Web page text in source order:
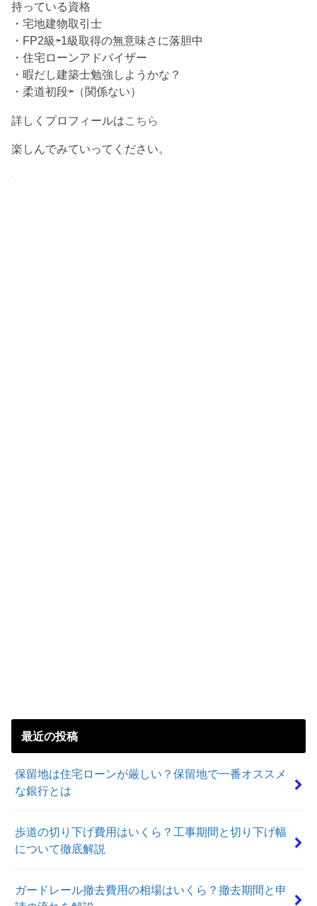
持っている資格
・宅地建物取引士
・FP2級⇦1級取得の無意味さに落胆中
・住宅ローンアドバイザー
・暇だし建築士勉強しようかな？
・柔道初段⇦（関係ない）
詳しくプロフィールはこちら
楽しんでみていってください。
最近の投稿
保留地は住宅ローンが厳しい？保留地で一番オススメ
な銀行とは
歩道の切り下げ費用はいくら？工事期間と切り下げ幅
について徹底解説
ガードレール撤去費用の相場はいくら？撤去期間と申